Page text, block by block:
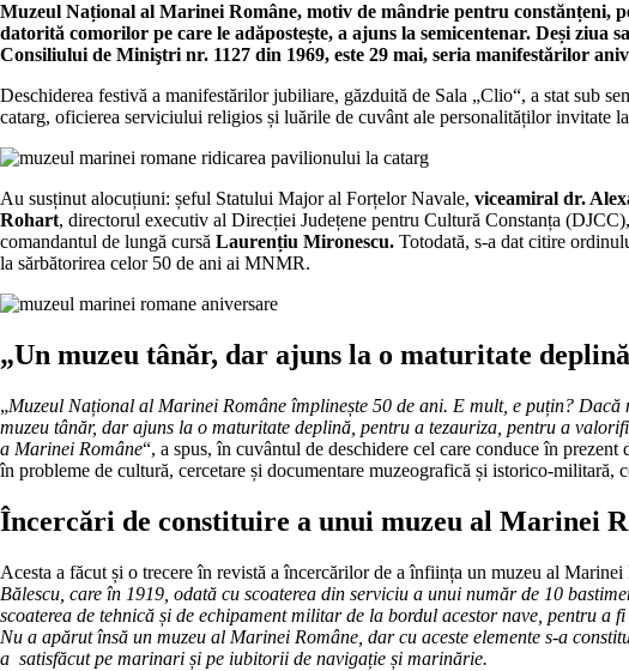
Muzeul Național al Marinei Române, motiv de mândrie pentru constănțeni,
datorită comorilor pe care le adăpostește, a ajuns la semicentenar. Deși ziua
Consiliului de Miniştri nr. 1127 din 1969, este 29 mai, seria manifestărilor
Deschiderea festivă a manifestărilor jubiliare, găzduită de Sala „Clio“, a stat sub
catarg, oficierea serviciului religios și luările de cuvânt ale personalităților invitate
Au susținut alocuțiuni: șeful Statului Major al Forțelor Navale, viceamiral dr.
Rohart, directorul executiv al Direcției Județene pentru Cultură Constanța
comandantul de lungă cursă Laurențiu Mironescu. Totodată, s-a dat citire
la sărbătorirea celor 50 de ani ai MNMR.
„Un muzeu tânăr, dar ajuns la o maturitate
„Muzeul Național al Marinei Române împlinește 50 de ani. E mult, e puțin?
muzeu tânăr, dar ajuns la o maturitate deplină, pentru a tezauriza, pentru a
a Marinei Române“, a spus, în cuvântul de deschidere cel care conduce în
în probleme de cultură, cercetare și documentare muzeografică și istorico-militară,
Încercări de constituire a unui muzeu al Marinei
Acesta a făcut și o trecere în revistă a încercărilor de a înființa un muzeu al
Bălescu, care în 1919, odată cu scoaterea din serviciu a unui număr de 10
scoaterea de tehnică și de echipament militar de la bordul acestor nave, pentru a
Nu a apărut însă un muzeu al Marinei Române, dar cu aceste elemente s-a
a satisfăcut pe marinari și pe iubitorii de navigație și marinărie.